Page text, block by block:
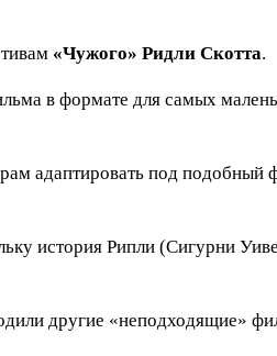
«Чужого» Ридли Скотта.
в формате для самых
адаптировать под
история Рипли (Сигурни
другие «неподходящие»